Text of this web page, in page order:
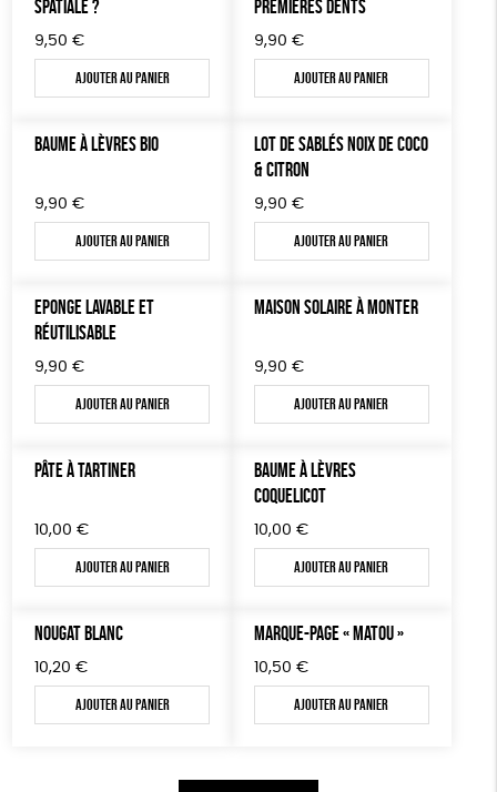
SPATIALE ?
9,50 €
Ajouter au panier
PREMIÈRES DENTS
9,90 €
Ajouter au panier
BAUME À LÈVRES BIO
9,90 €
Ajouter au panier
LOT DE SABLÉS NOIX DE COCO
& CITRON
9,90 €
Ajouter au panier
EPONGE LAVABLE ET
RÉUTILISABLE
9,90 €
Ajouter au panier
MAISON SOLAIRE À MONTER
9,90 €
Ajouter au panier
PÂTE À TARTINER
10,00 €
Ajouter au panier
BAUME À LÈVRES
COQUELICOT
10,00 €
Ajouter au panier
NOUGAT BLANC
10,20 €
Ajouter au panier
MARQUE-PAGE « MATOU »
10,50 €
Ajouter au panier